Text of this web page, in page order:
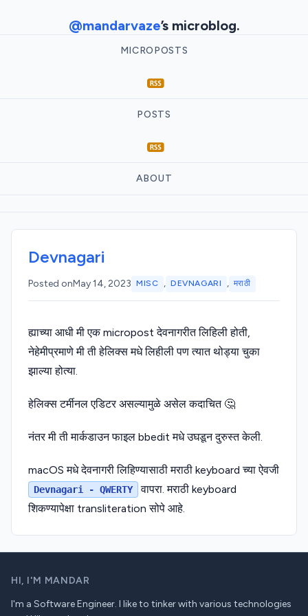
@mandarvaze’s microblog.
MICROPOSTS
POSTS
ABOUT
Devnagari
Posted onMay 14, 2023 MISC , DEVNAGARI , मराठी
ह्याच्या आधी मी एक micropost देवनागरीत लिहिली होती,
नेहेमीप्रमाणे मी ती हेलिक्स मधे लिहीली पण त्यात थोड्या चुका
झाल्या होत्या.
हेलिक्स टर्मीनल एडिटर असल्यामुळे असेल कदाचित 🤔
नंतर मी ती मार्कडाउन फाइल bbedit मधे उघडून दुरुस्त केली.
macOS मधे देवनागरी लिहिण्यासाठी मराठी keyboard च्या ऐवजी
Devnagari - QWERTY
वापरा. मराठी keyboard
शिकण्यापेक्षा transliteration सोपे आहे.
HI, I'M MANDAR
I'm a Software Engineer. I like to tinker with various technologies